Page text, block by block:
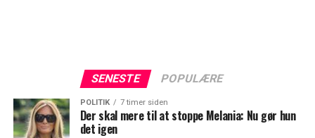
SENESTE POPULÆRE
POLITIK 7 timer siden
Der skal mere til at stoppe Melania: Nu gør hun
det igen